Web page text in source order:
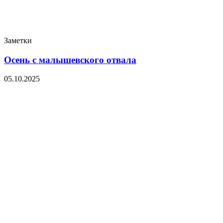
Заметки
Осень с малышевского отвала
05.10.2025